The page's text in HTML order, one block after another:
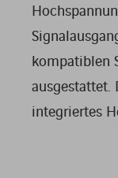
kompatiblen
ausgestattet.
integriertes